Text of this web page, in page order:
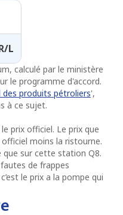
L
calculé par le ministère
le programme d'accord.
produits pétroliers',
à ce sujet.
prix officiel. Le prix que
moins la ristourne.
que sur cette station Q8.
de frappes
le prix a la pompe qui